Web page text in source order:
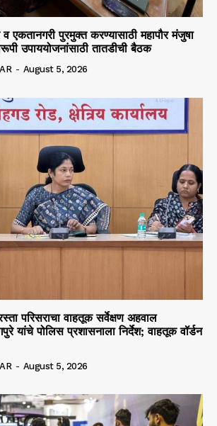
एकतानगरी पुरमुक्त करण्यासाठी महापौर मंजुषा
उपाययोजनांसाठी तातडीची बैठक
- August 5, 2026
परिसराचा वाहतूक सर्वेक्षण अहवाल
यांचे पोलिस प्रशासनाला निर्देश; वाहतूक वॉर्डन
- August 5, 2026